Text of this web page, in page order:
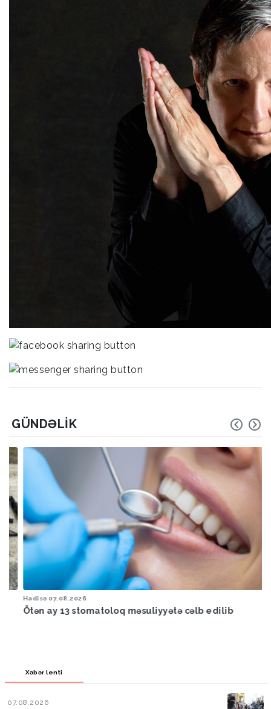
GÜNDƏLIK
Hadisə 07.08.2026
Ötən ay 13 stomatoloq məsuliyyətə cəlb edilib
Xəbər lenti
07.08.2026